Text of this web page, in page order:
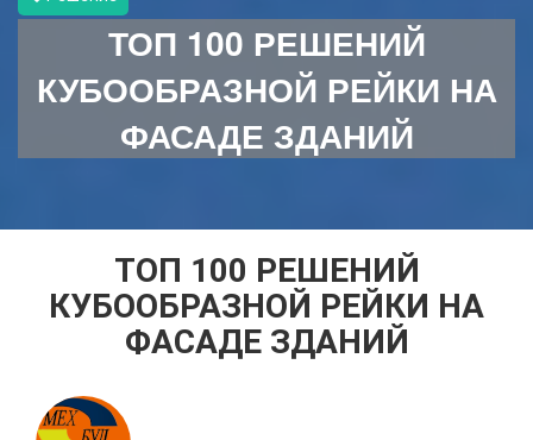
ТОП 100 РЕШЕНИЙ
КУБООБРАЗНОЙ РЕЙКИ НА
ФАСАДЕ ЗДАНИЙ
ТОП 100 РЕШЕНИЙ
КУБООБРАЗНОЙ РЕЙКИ НА
ФАСАДЕ ЗДАНИЙ